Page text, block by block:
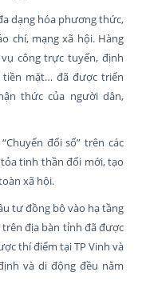
dạng hóa phương thức,
chí, mạng xã hội. Hàng
công trực tuyến, định
mặt… đã được triển
thức của người dân,
đổi số” trên các
tinh thần đổi mới, tạo
xã hội.
tư đồng bộ vào hạ tầng
địa bàn tỉnh đã được
thí điểm tại TP Vinh và
và di động đều nằm